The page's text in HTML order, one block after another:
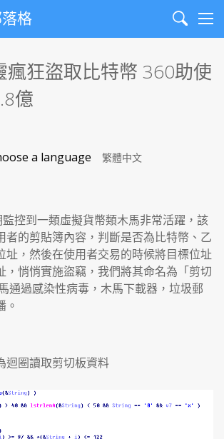
格
Search
瘋狂盜取比特幣 360助使
億
a language
控到一類虛擬貨幣類木馬非常活躍，該
者的剪貼簿內容，判斷是否為比特幣、乙
址，然後在使用者交易的時候將目標位址
，悄悄實施盜竊，我們將其命名為「剪切
通過感染性病毒，木馬下載器，垃圾郵
。
迴圈讀取剪切板資料